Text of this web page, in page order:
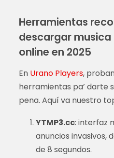
Herramientas
descargar
online en 2025
En Urano Players,
herramientas pa’ darte
pena. Aquí va nuestro
YTMP3.cc: interfaz
anuncios invasivos,
de 8 segundos.